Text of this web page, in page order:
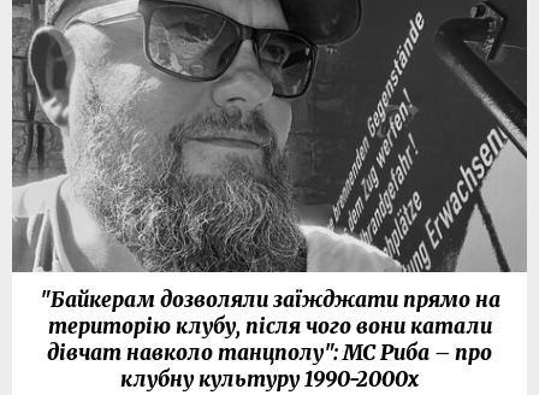
"Байкерам дозволяли заїжджати прямо на
територію клубу, після чого вони катали
дівчат навколо танцполу": МС Риба – про
клубну культуру 1990-2000х